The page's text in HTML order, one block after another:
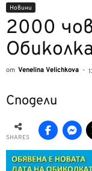
Новини
2000
от Venelina Velichkova -
Сподели
SHARES